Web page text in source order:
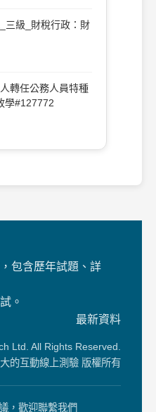
三級_財稅行政：財
轉任公務人員特種
學#127772
包含歷年試題、詳
。
最新資料
Ltd. All Rights Reserved.
的互動線上測驗 版權所有
，歡迎聯繫我們